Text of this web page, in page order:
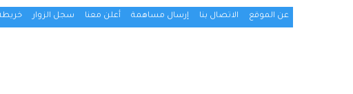
عن الموقع الاتصال بنا إرسال مساهمة أعلن معنا سجل الزوار